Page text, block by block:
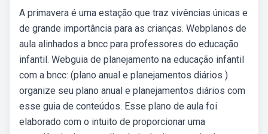
A primavera é uma estação que traz vivências únicas e
de grande importância para as crianças. Webplanos de
aula alinhados a bncc para professores do educação
infantil. Webguia de planejamento na educação infantil
com a bncc: (plano anual e planejamentos diários )
organize seu plano anual e planejamentos diários com
esse guia de conteúdos. Esse plano de aula foi
elaborado com o intuito de proporcionar uma